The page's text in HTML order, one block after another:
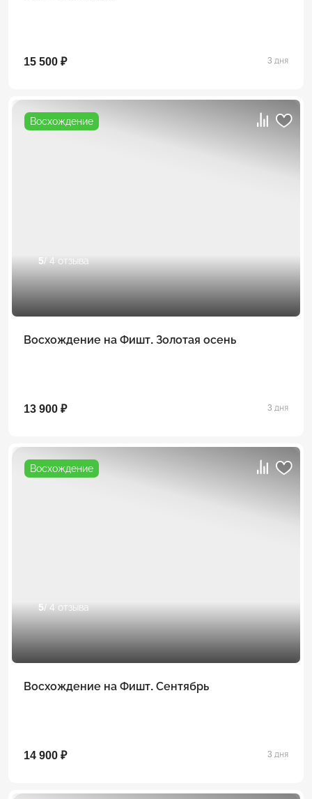
15 500 ₽ 3 дня
Восхождение
5/ 4 отзыва
Восхождение на Фишт. Золотая осень
13 900 ₽ 3 дня
Восхождение
5/ 4 отзыва
Восхождение на Фишт. Сентябрь
14 900 ₽ 3 дня